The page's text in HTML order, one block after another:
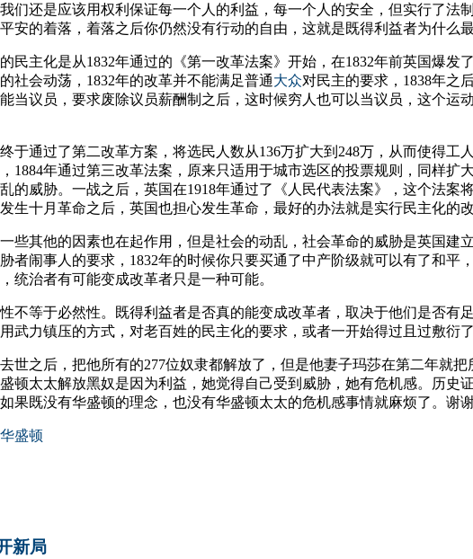
们还是应该用权利保证每一个人的利益，每一个人的安全，但实行了
安的着落，着落之后你仍然没有行动的自由，这就是既得利益者为什么
民主化是从1832年通过的《第一改革法案》开始，在1832年前英国爆
社会动荡，1832年的改革并不能满足普通大众对民主的要求，1838年之
当议员，要求废除议员薪酬制之后，这时候穷人也可以当议员，这个运
于通过了第二改革方案，将选民人数从136万扩大到248万，从而使得
1884年通过第三改革法案，原来只适用于城市选区的投票规则，同样扩
的威胁。一战之后，英国在1918年通过了《人民代表法案》，这个法案
生十月革命之后，英国也担心发生革命，最好的办法就是实行民主化的改
些其他的因素也在起作用，但是社会的动乱，社会革命的威胁是英国建
者闹事人的要求，1832年的时候你只要买通了中产阶级就可以有了和平
统治者有可能变成改革者只是一种可能。
不等于必然性。既得利益者是否真的能变成改革者，取决于他们是否
武力镇压的方式，对老百姓的民主化的要求，或者一开始得过且过敷衍
世之后，把他所有的277位奴隶都解放了，但是他妻子玛莎在第二年就
顿太太解放黑奴是因为利益，她觉得自己受到威胁，她有危机感。历
果既没有华盛顿的理念，也没有华盛顿太太的危机感事情就麻烦了。谢
华盛顿
新局